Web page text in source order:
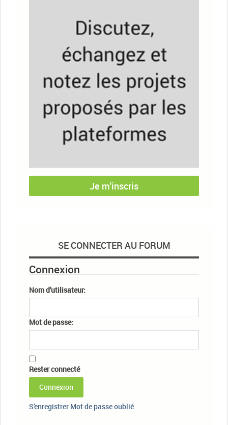
Je m'inscris
SE CONNECTER AU FORUM
Connexion
Nom d'utilisateur:
Mot de passe:
Rester connecté
Connexion
S'enregistrer Mot de passe oublié